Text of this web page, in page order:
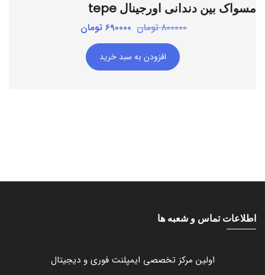
مسواک بین دندانی اورجینال tepe
800000 تومان قیمت
اصلی:
800000 تومان
بود.
690000 تومان
افزودن به سبد خرید
اطلاعات تماس و شعبه ها
اولین مرکز تخصصی ایمپلنت فوری و دیجیتال